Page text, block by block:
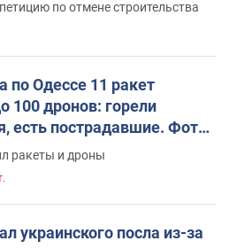
по отмене строительства
Одессе 11 ракет
100 дронов: горели
есть пострадавшие. Фото
ракеты и дроны
украинского посла из-за